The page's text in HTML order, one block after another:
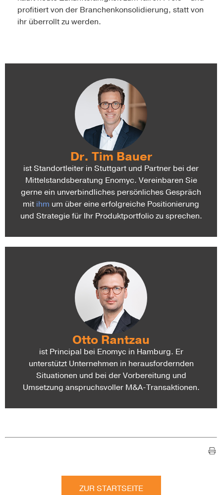
profitiert von der Branchenkonsolidierung, statt von
ihr überrollt zu werden.
Dr. Tim Bauer
ist Standortleiter in Stuttgart und Partner bei der
Mittelstandsberatung Enomyc. Vereinbaren Sie
gerne ein unverbindliches persönliches Gespräch
mit ihm um über eine erfolgreiche Positionierung
und Strategie für Ihr Produktportfolio zu sprechen.
Otto Rantzau
ist Principal bei Enomyc in Hamburg. Er
unterstützt Unternehmen in herausfordernden
Situationen und bei der Vorbereitung und
Umsetzung anspruchsvoller M&A-Transaktionen.
ZUR STARTSEITE